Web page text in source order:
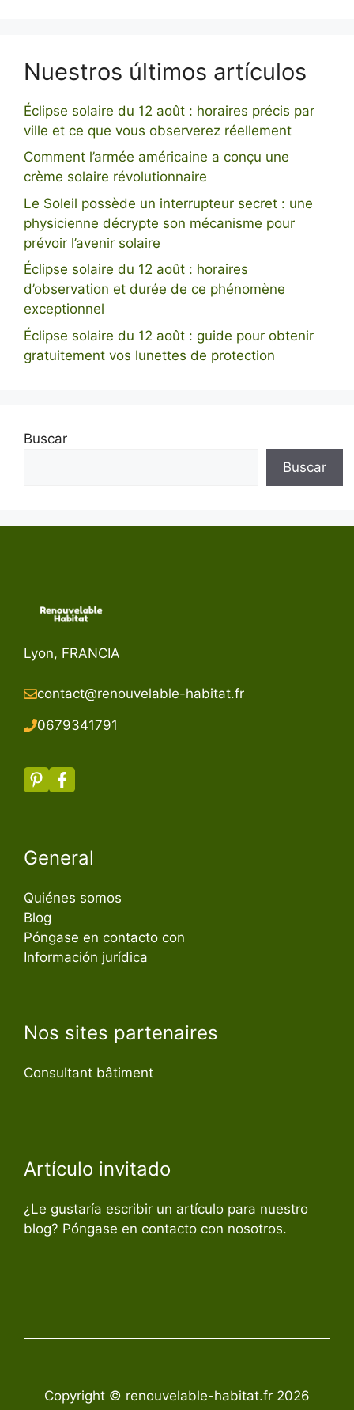
Nuestros últimos artículos
Éclipse solaire du 12 août : horaires précis par
ville et ce que vous observerez réellement
Comment l’armée américaine a conçu une
crème solaire révolutionnaire
Le Soleil possède un interrupteur secret : une
physicienne décrypte son mécanisme pour
prévoir l’avenir solaire
Éclipse solaire du 12 août : horaires
d’observation et durée de ce phénomène
exceptionnel
Éclipse solaire du 12 août : guide pour obtenir
gratuitement vos lunettes de protection
Buscar
Buscar
Lyon, FRANCIA
contact@renouvelable-habitat.fr
0679341791
General
Quiénes somos
Blog
Póngase en contacto con
Información jurídica
Nos sites partenaires
Consultant bâtiment
Artículo invitado
¿Le gustaría escribir un artículo para nuestro
blog? Póngase en contacto con nosotros.
Copyright © renouvelable-habitat.fr 2026